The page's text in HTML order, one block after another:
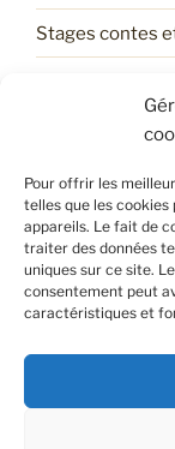
Pour offrir les
telles que les
appareils. Le fait de
traiter des données
uniques sur ce site.
consentement peut
caractéristiques et
Stages contes
Trouve ton
Les services
POLITIQUE
Retrouvez